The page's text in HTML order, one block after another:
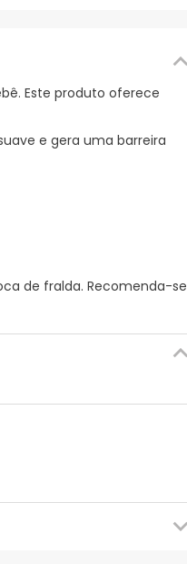
Este produto oferece
e gera uma barreira
de fralda. Recomenda-se